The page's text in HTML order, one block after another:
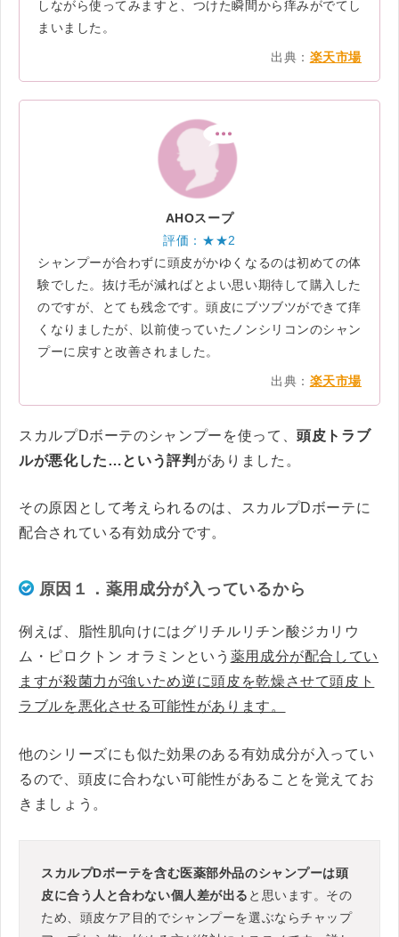
しながら使ってみますと、つけた瞬間から痒みがでてし
まいました。
出典： 楽天市場
AHOスープ
評価：★★2
シャンプーが合わずに頭皮がかゆくなるのは初めての体
験でした。抜け毛が減ればとよい思い期待して購入した
のですが、とても残念です。頭皮にブツブツができて痒
くなりましたが、以前使っていたノンシリコンのシャン
プーに戻すと改善されました。
出典： 楽天市場
スカルプDボーテのシャンプーを使って、頭皮トラブ
ルが悪化した…という評判 がありました。
その原因として考えられるのは、スカルプDボーテに
配合されている有効成分です。
原因１．薬用成分が入っているから
例えば、脂性肌向けにはグリチルリチン酸ジカリウ
ム・ピロクトン オラミンという 薬用成分が配合してい
ますが殺菌力が強いため逆に頭皮を乾燥させて頭皮ト
ラブルを悪化させる可能性があります。
他のシリーズにも似た効果のある有効成分が入ってい
るので、頭皮に合わない可能性があることを覚えてお
きましょう。
スカルプDボーテを含む医薬部外品のシャンプーは頭
皮に合う人と合わない個人差が出る と思います。その
ため、頭皮ケア目的でシャンプーを選ぶならチャップ